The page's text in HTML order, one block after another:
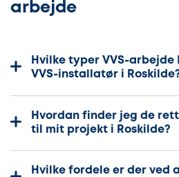
arbejde
Hvilke typer VVS-arbejde
VVS-installatør i
Hvordan finder jeg de
til mit projekt i Roskilde?
Hvilke fordele er der ved